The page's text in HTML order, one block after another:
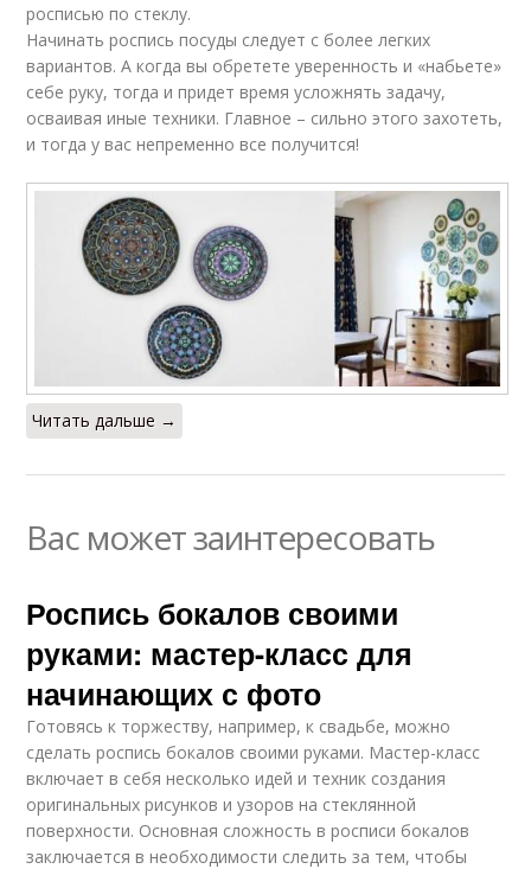
росписью по стеклу.
Начинать роспись посуды следует с более легких
вариантов. А когда вы обретете уверенность и «набьете»
себе руку, тогда и придет время усложнять задачу,
осваивая иные техники. Главное – сильно этого захотеть,
и тогда у вас непременно все получится!
Читать дальше →
Вас может заинтересовать
Роспись бокалов своими
руками: мастер-класс для
начинающих с фото
Готовясь к торжеству, например, к свадьбе, можно
сделать роспись бокалов своими руками. Мастер-класс
включает в себя несколько идей и техник создания
оригинальных рисунков и узоров на стеклянной
поверхности. Основная сложность в росписи бокалов
заключается в необходимости следить за тем, чтобы